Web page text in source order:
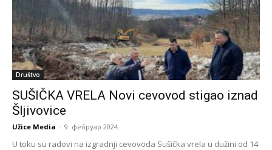
Društvo
SUŠIČKA VRELA Novi cevovod stigao iznad
Šljivovice
Užice Media - 9. фебруар 2024.
U toku su radovi na izgradnji cevovoda Sušička vrela u dužini od 14